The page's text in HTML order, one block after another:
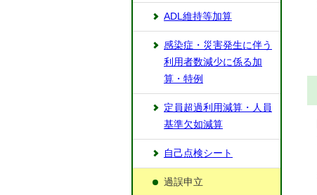
ADL維持等加算
感染症・災害発生に伴う
利用者数減少に係る加
算・特例
定員超過利用減算・人員
基準欠如減算
自己点検シート
過誤申立